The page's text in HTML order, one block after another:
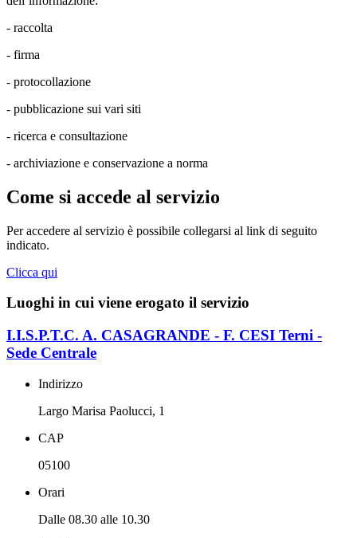
- raccolta
- firma
- protocollazione
- pubblicazione sui vari siti
- ricerca e consultazione
- archiviazione e conservazione a norma
Come si accede al servizio
Per accedere al servizio è possibile collegarsi al link di seguito
indicato.
Clicca qui
Luoghi in cui viene erogato il servizio
I.I.S.P.T.C. A. CASAGRANDE - F. CESI Terni -
Sede Centrale
Indirizzo
Largo Marisa Paolucci, 1
CAP
05100
Orari
Dalle 08.30 alle 10.30